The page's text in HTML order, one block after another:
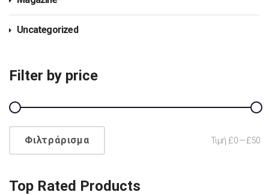
Uncategorized
Filter by price
Φιλτράρισμα Τιμή:£0—£50
Top Rated Products